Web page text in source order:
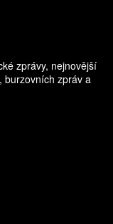
zprávy, nejnovější
burzovních zpráv a